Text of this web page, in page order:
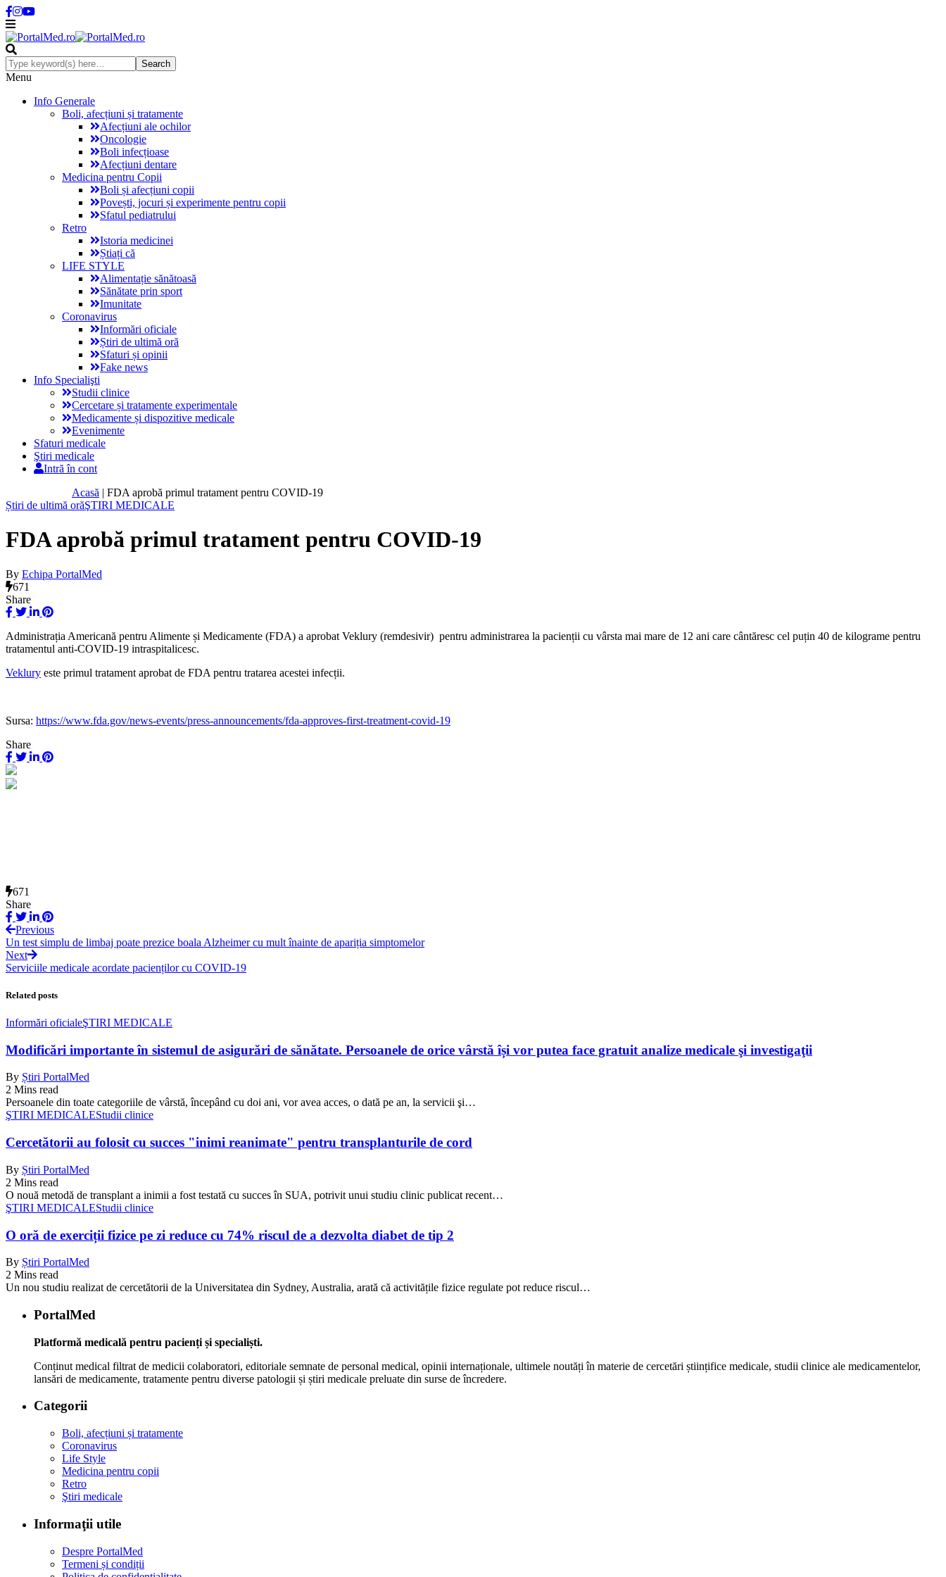
Menu
Info Generale
Boli, afecțiuni și tratamente
Afecțiuni ale ochilor
Oncologie
Boli infecțioase
Afecțiuni dentare
Medicina pentru Copii
Boli și afecțiuni copii
Povești, jocuri și experimente pentru copii
Sfatul pediatrului
Retro
Istoria medicinei
Știați că
LIFE STYLE
Alimentație sănătoasă
Sănătate prin sport
Imunitate
Coronavirus
Informări oficiale
Știri de ultimă oră
Sfaturi și opinii
Fake news
Info Specialişti
Studii clinice
Cercetare și tratamente experimentale
Medicamente și dispozitive medicale
Evenimente
Sfaturi medicale
Ştiri medicale
Intră în cont
Acasă | FDA aprobă primul tratament pentru COVID-19
Știri de ultimă orăŞTIRI MEDICALE
FDA aprobă primul tratament pentru COVID-19
By Echipa PortalMed
671
Share
Administrația Americană pentru Alimente și Medicamente (FDA) a aprobat Veklury (remdesivir) pentru administrarea la pacienții cu vârsta mai mare de 12 ani care cântăresc cel puțin 40 de kilograme pentru
tratamentul anti-COVID-19 intraspitalicesc.
Veklury este primul tratament aprobat de FDA pentru tratarea acestei infecții.
Sursa: https://www.fda.gov/news-events/press-announcements/fda-approves-first-treatment-covid-19
Share
671
Share
Previous
Un test simplu de limbaj poate prezice boala Alzheimer cu mult înainte de apariția simptomelor
Next
Serviciile medicale acordate pacienților cu COVID-19
Related posts
Informări oficialeŞTIRI MEDICALE
Modificări importante în sistemul de asigurări de sănătate. Persoanele de orice vârstă își vor putea face gratuit analize medicale şi investigaţii
By Știri PortalMed
2 Mins read
Persoanele din toate categoriile de vârstă, începând cu doi ani, vor avea acces, o dată pe an, la servicii şi…
ŞTIRI MEDICALEStudii clinice
Cercetătorii au folosit cu succes "inimi reanimate" pentru transplanturile de cord
By Știri PortalMed
2 Mins read
O nouă metodă de transplant a inimii a fost testată cu succes în SUA, potrivit unui studiu clinic publicat recent…
ŞTIRI MEDICALEStudii clinice
O oră de exerciții fizice pe zi reduce cu 74% riscul de a dezvolta diabet de tip 2
By Știri PortalMed
2 Mins read
Un nou studiu realizat de cercetătorii de la Universitatea din Sydney, Australia, arată că activitățile fizice regulate pot reduce riscul…
PortalMed
Platformă medicală pentru pacienți și specialiști.
Conținut medical filtrat de medicii colaboratori, editoriale semnate de personal medical, opinii internaționale, ultimele noutăți în materie de cercetări științifice medicale, studii clinice ale medicamentelor,
lansări de medicamente, tratamente pentru diverse patologii și știri medicale preluate din surse de încredere.
Categorii
Boli, afecțiuni și tratamente
Coronavirus
Life Style
Medicina pentru copii
Retro
Ştiri medicale
Informaţii utile
Despre PortalMed
Termeni și condiții